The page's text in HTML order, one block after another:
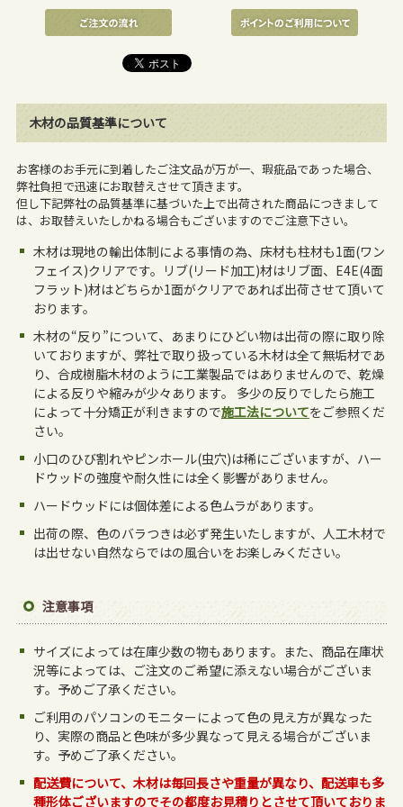
木材の品質基準について
お客様のお手元に到着したご注文品が万が一、瑕疵品であった場合、
弊社負担で迅速にお取替えさせて頂きます。
但し下記弊社の品質基準に基づいた上で出荷された商品につきまして
は、お取替えいたしかねる場合もございますのでご注意下さい。
木材は現地の輸出体制による事情の為、床材も柱材も1面(ワン
フェイス)クリアです。リブ(リード加工)材はリブ面、E4E(4面
フラット)材はどちらか1面がクリアであれば出荷させて頂いて
おります。
木材の“反り”について、あまりにひどい物は出荷の際に取り除
いておりますが、弊社で取り扱っている木材は全て無垢材であ
り、合成樹脂木材のように工業製品ではありませんので、乾燥
による反りや縮みが少々あります。 多少の反りでしたら施工
によって十分矯正が利きますので施工法についてをご参照くだ
さい。
小口のひび割れやピンホール(虫穴)は稀にございますが、ハー
ドウッドの強度や耐久性には全く影響がありません。
ハードウッドには個体差による色ムラがあります。
出荷の際、色のバラつきは必ず発生いたしますが、人工木材で
は出せない自然ならではの風合いをお楽しみください。
注意事項
サイズによっては在庫少数の物もあります。また、商品在庫状
況等によっては、ご注文のご希望に添えない場合がございま
す。予めご了承ください。
ご利用のパソコンのモニターによって色の見え方が異なった
り、実際の商品と色味が多少異なって見える場合がございま
す。予めご了承ください。
配送費について、木材は毎回長さや重量が異なり、配送車も多
種形体ございますのでその都度お見積りとさせて頂いておりま